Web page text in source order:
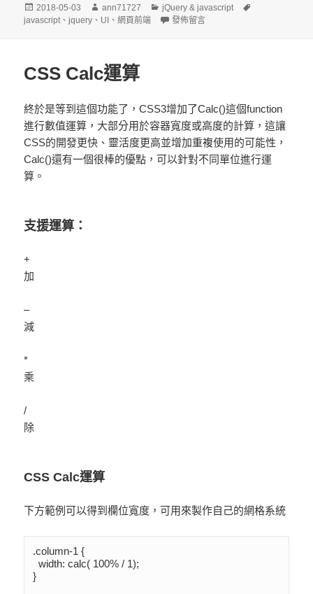
發
佈
2018-05-03
作
者
ann71727
分
類
jQuery & javascript
javascript、jquery 、 UI 、網頁前端 在〈jQuery $.each 迴圈 continue 與
發佈留言
CSS Calc運算
終於是等到這個功能了，CSS3增加了Calc()這個function
進行數值運算，大部分用於容器寬度或高度的計算，這讓
CSS的開發更快、靈活度更高並增加重複使用的可能性，
Calc()還有一個很棒的優點，可以針對不同單位進行運
算。
支援運算：
+
加
–
減
*
乘
/
除
CSS Calc運算
下方範例可以得到欄位寬度，可用來製作自己的網格系統
.column-1 {
  width: calc( 100% / 1);
}